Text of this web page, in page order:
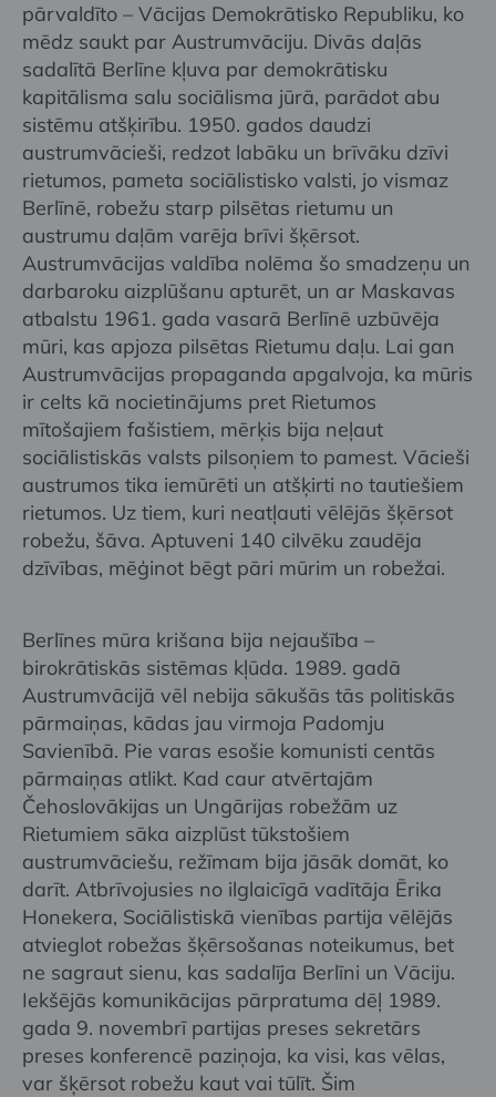
pārvaldīto – Vācijas Demokrātisko Republiku, ko
mēdz saukt par Austrumvāciju. Divās daļās
sadalītā Berlīne kļuva par demokrātisku
kapitālisma salu sociālisma jūrā, parādot abu
sistēmu atšķirību. 1950. gados daudzi
austrumvācieši, redzot labāku un brīvāku dzīvi
rietumos, pameta sociālistisko valsti, jo vismaz
Berlīnē, robežu starp pilsētas rietumu un
austrumu daļām varēja brīvi šķērsot.
Austrumvācijas valdība nolēma šo smadzeņu un
darbaroku aizplūšanu apturēt, un ar Maskavas
atbalstu 1961. gada vasarā Berlīnē uzbūvēja
mūri, kas apjoza pilsētas Rietumu daļu. Lai gan
Austrumvācijas propaganda apgalvoja, ka mūris
ir celts kā nocietinājums pret Rietumos
mītošajiem fašistiem, mērķis bija neļaut
sociālistiskās valsts pilsoņiem to pamest. Vācieši
austrumos tika iemūrēti un atšķirti no tautiešiem
rietumos. Uz tiem, kuri neatļauti vēlējās šķērsot
robežu, šāva. Aptuveni 140 cilvēku zaudēja
dzīvības, mēģinot bēgt pāri mūrim un robežai.
Berlīnes mūra krišana bija nejaušība –
birokrātiskās sistēmas kļūda. 1989. gadā
Austrumvācijā vēl nebija sākušās tās politiskās
pārmaiņas, kādas jau virmoja Padomju
Savienībā. Pie varas esošie komunisti centās
pārmaiņas atlikt. Kad caur atvērtajām
Čehoslovākijas un Ungārijas robežām uz
Rietumiem sāka aizplūst tūkstošiem
austrumvāciešu, režīmam bija jāsāk domāt, ko
darīt. Atbrīvojusies no ilglaicīgā vadītāja Ērika
Honekera, Sociālistiskā vienības partija vēlējās
atvieglot robežas šķērsošanas noteikumus, bet
ne sagraut sienu, kas sadalīja Berlīni un Vāciju.
Iekšējās komunikācijas pārpratuma dēļ 1989.
gada 9. novembrī partijas preses sekretārs
preses konferencē paziņoja, ka visi, kas vēlas,
var šķērsot robežu kaut vai tūlīt. Šim